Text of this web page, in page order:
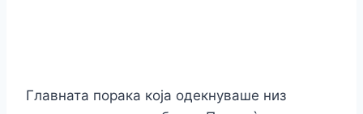
Главната порака која одекнуваше низ